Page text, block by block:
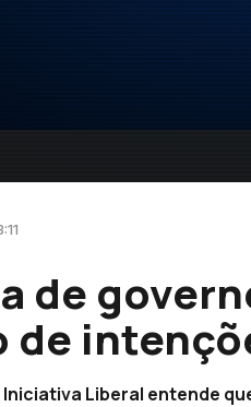
de
de
Liberal entende